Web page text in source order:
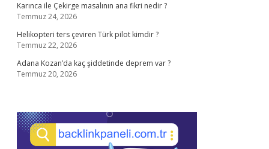
Karınca ile Çekirge masalının ana fikri nedir ?
Temmuz 24, 2026
Helikopteri ters çeviren Türk pilot kimdir ?
Temmuz 22, 2026
Adana Kozan’da kaç şiddetinde deprem var ?
Temmuz 20, 2026